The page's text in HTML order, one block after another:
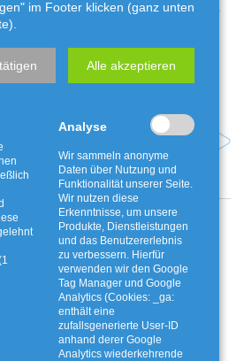
dann ein Bootcamp über
ihr bei uns seid, Nico und Deniz!
Nächster Artikel
Jakobskreuzkraut und
Buchbaumzünsler richtig
entsorgen
im Footer klicken (ganz unten
Alle akzeptieren
Analyse
Wir sammeln anonyme
Daten über Nutzung und
Funktionalität unserer Seite.
Wir nutzen diese
Erkenntnisse, um unsere
Produkte, Dienstleistungen
und das Benutzererlebnis
zu verbessern. Hierfür
verwenden wir den Google
Tag Manager und Google
Analytics (Cookies: _ga:
enthält eine
zufallsgenerierte User-ID
anhand derer Google
Analytics wiederkehrende